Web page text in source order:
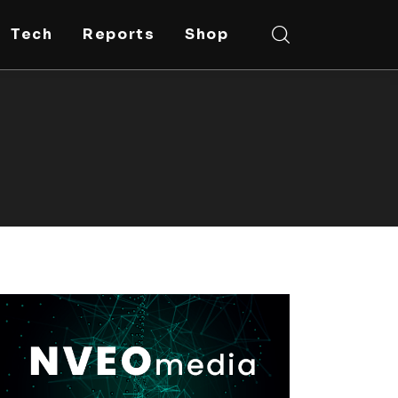
Tech Reports Shop